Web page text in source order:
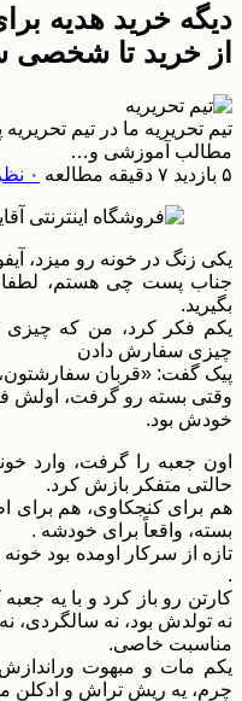
دیگه خرید هدیه
از خرید تا شخصی
تیم تحریریه ما در تیم
مطالب آموزشی و…
۵ بازدید
۷ دقیقه مطالعه ۰ نظر
یکی زنگ در خونه رو میزد،
جناب پست چی هستم، لطفا
بگیرید.
یکم فکر کرد، من که چیزی
چیزی سفارش دادن
پیک گفت: «قربان سفارشتون،
وقتی بسته رو گرفت، اولش
خودش بود.
اون جعبه را گرفت، وارد
حالتی متفکر بازش کرد.
هم برای کنجکاوی، هم برای
بسته، واقعاً برای خودشه .
تازه از سرکار اومده بود
.
کارتن رو باز کرد و با یه
نه تولدش بود، نه سالگردی،
مناسبت خاصی.
یکم مات و مبهوت
چرم، یه ریش تراش و ادکلن